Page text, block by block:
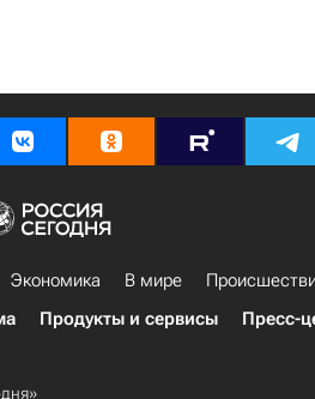
Экономика В мире
Продукты и сервисы Пресс-